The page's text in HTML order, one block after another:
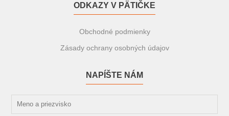
ODKAZY V PÄTIČKE
Obchodné podmienky
Zásady ochrany osobných údajov
NAPÍŠTE NÁM